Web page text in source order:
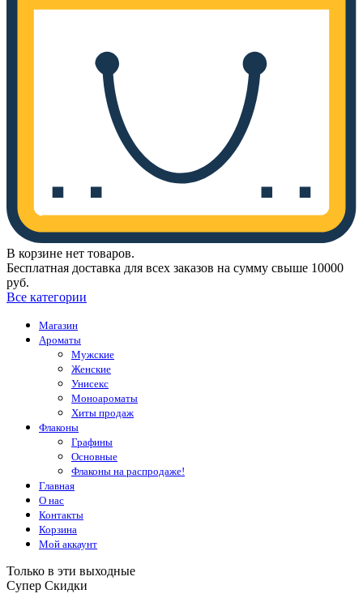
В корзине нет товаров.
Бесплатная доставка для всех заказов на сумму свыше 10000
руб.
Все категории
Магазин
Ароматы
Мужские
Женские
Унисекс
Моноароматы
Хиты продаж
Флаконы
Графины
Основные
Флаконы на распродаже!
Главная
О нас
Контакты
Корзина
Мой аккаунт
Только в эти выходные
Супер Скидки